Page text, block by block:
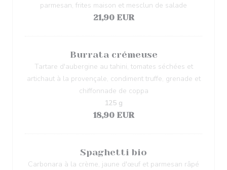
parmesan, frites maison et mesclun de salade
21,90 EUR
Burrata crémeuse
Tartare d'aubergine au tahini, tomates séchées et
artichaut à la provençale, condiment truffe, grenade et
chiffonnade de coppa
18,90 EUR
125 g
Spaghetti bio
Carbonara à la crème, jaune d'œuf et parmesan râpé